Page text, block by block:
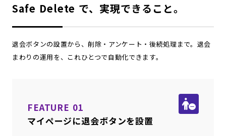
Safe Delete で、実現できること。
退会ボタンの設置から、削除・アンケート・後続処理まで。退会
まわりの運用を、これひとつで自動化できます。
FEATURE 01
マイページに退会ボタンを設置